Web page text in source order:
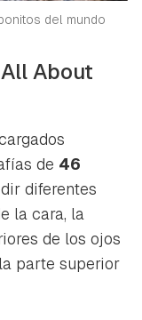
del mundo
About
de 46
diferentes
la cara, la
de los ojos
parte superior